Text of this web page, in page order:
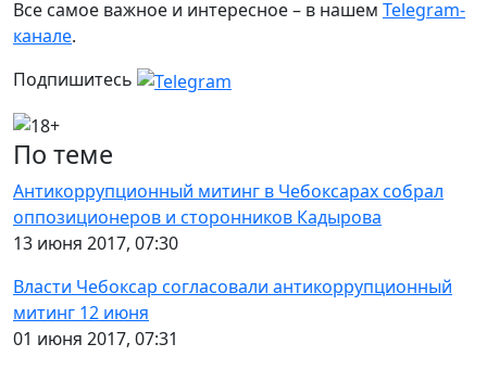
Все самое важное и интересное – в нашем Telegram-
канале.
Подпишитесь
По теме
Антикоррупционный митинг в Чебоксарах собрал
оппозиционеров и сторонников Кадырова
13 июня 2017, 07:30
Власти Чебоксар согласовали антикоррупционный
митинг 12 июня
01 июня 2017, 07:31